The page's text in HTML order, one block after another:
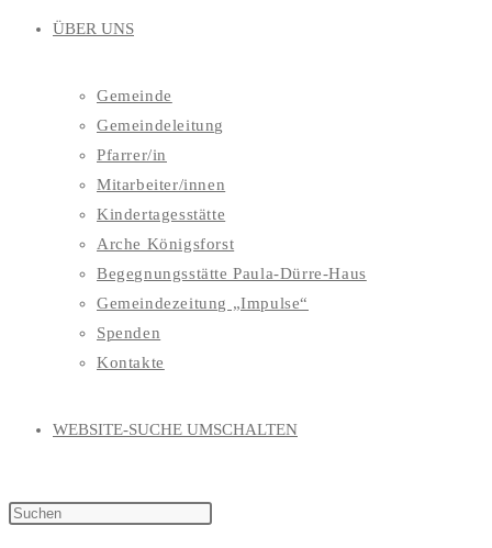
ÜBER UNS
Gemeinde
Gemeindeleitung
Pfarrer/in
Mitarbeiter/innen
Kindertagesstätte
Arche Königsforst
Begegnungsstätte Paula-Dürre-Haus
Gemeindezeitung „Impulse“
Spenden
Kontakte
WEBSITE-SUCHE UMSCHALTEN